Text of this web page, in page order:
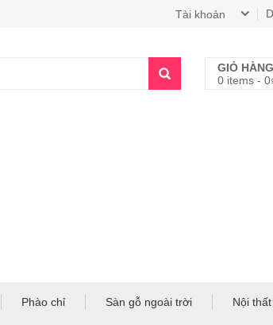
Tài khoản
GIỎ HÀNG
0 items - 0
Phào chỉ Sàn gỗ ngoài trời Nội thất